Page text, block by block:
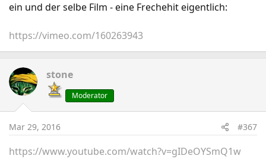
ein und der selbe Film - eine Frechehit eigentlich:
https://vimeo.com/160263943
stone
Moderator
Mar 29, 2016 #367
https://www.youtube.com/watch?v=gIDeOYSmQ1w